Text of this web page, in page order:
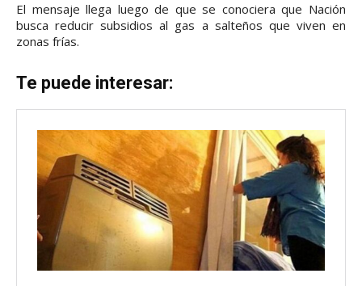
El mensaje llega luego de que se conociera que Nación
busca reducir subsidios al gas a salteños que viven en
zonas frías.
Te puede interesar: